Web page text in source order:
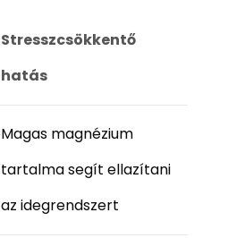
Stresszcsökkentő
hatás
Magas magnézium
tartalma segít ellazítani
az idegrendszert